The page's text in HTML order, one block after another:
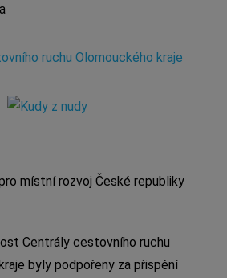
Centrály cestovního ruchu
byly podpořeny za přispění